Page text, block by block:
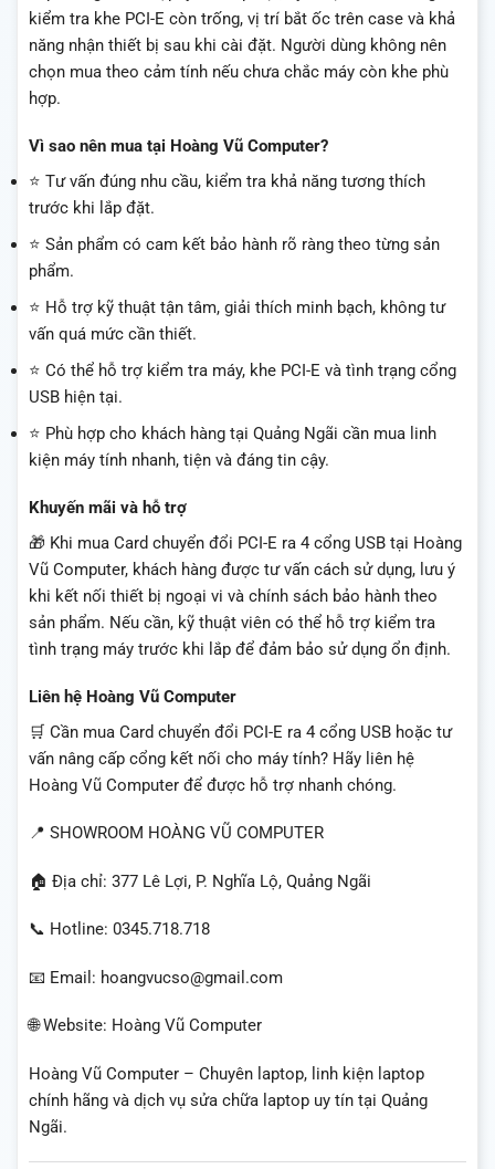
kiểm tra khe PCI-E còn trống, vị trí bắt ốc trên case và khả
năng nhận thiết bị sau khi cài đặt. Người dùng không nên
chọn mua theo cảm tính nếu chưa chắc máy còn khe phù
hợp.
Vì sao nên mua tại Hoàng Vũ Computer?
⭐ Tư vấn đúng nhu cầu, kiểm tra khả năng tương thích
trước khi lắp đặt.
⭐ Sản phẩm có cam kết bảo hành rõ ràng theo từng sản
phẩm.
⭐ Hỗ trợ kỹ thuật tận tâm, giải thích minh bạch, không tư
vấn quá mức cần thiết.
⭐ Có thể hỗ trợ kiểm tra máy, khe PCI-E và tình trạng cổng
USB hiện tại.
⭐ Phù hợp cho khách hàng tại Quảng Ngãi cần mua linh
kiện máy tính nhanh, tiện và đáng tin cậy.
Khuyến mãi và hỗ trợ
🎁 Khi mua Card chuyển đổi PCI-E ra 4 cổng USB tại Hoàng
Vũ Computer, khách hàng được tư vấn cách sử dụng, lưu ý
khi kết nối thiết bị ngoại vi và chính sách bảo hành theo
sản phẩm. Nếu cần, kỹ thuật viên có thể hỗ trợ kiểm tra
tình trạng máy trước khi lắp để đảm bảo sử dụng ổn định.
Liên hệ Hoàng Vũ Computer
🛒 Cần mua Card chuyển đổi PCI-E ra 4 cổng USB hoặc tư
vấn nâng cấp cổng kết nối cho máy tính? Hãy liên hệ
Hoàng Vũ Computer để được hỗ trợ nhanh chóng.
📍 SHOWROOM HOÀNG VŨ COMPUTER
🏠 Địa chỉ: 377 Lê Lợi, P. Nghĩa Lộ, Quảng Ngãi
📞 Hotline: 0345.718.718
📧 Email: hoangvucso@gmail.com
🌐 Website: Hoàng Vũ Computer
Hoàng Vũ Computer – Chuyên laptop, linh kiện laptop
chính hãng và dịch vụ sửa chữa laptop uy tín tại Quảng
Ngãi.